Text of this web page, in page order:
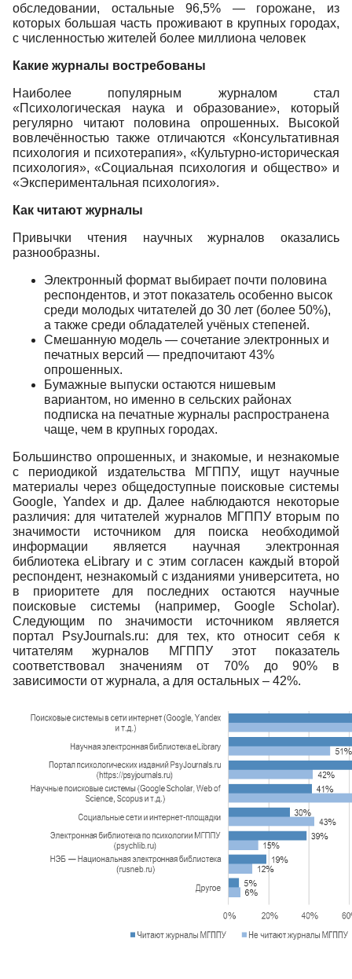
обследовании, остальные 96,5% — горожане, из
которых большая часть проживают в крупных городах,
с численностью жителей более миллиона человек
Какие журналы востребованы
Наиболее популярным журналом стал
«Психологическая наука и образование», который
регулярно читают половина опрошенных. Высокой
вовлечённостью также отличаются «Консультативная
психология и психотерапия», «Культурно-историческая
психология», «Социальная психология и общество» и
«Экспериментальная психология».
Как читают журналы
Привычки чтения научных журналов оказались
разнообразны.
Электронный формат выбирает почти половина
респондентов, и этот показатель особенно высок
среди молодых читателей до 30 лет (более 50%),
а также среди обладателей учёных степеней.
Смешанную модель — сочетание электронных и
печатных версий — предпочитают 43%
опрошенных.
Бумажные выпуски остаются нишевым
вариантом, но именно в сельских районах
подписка на печатные журналы распространена
чаще, чем в крупных городах.
Большинство опрошенных, и знакомые, и незнакомые
с периодикой издательства МГППУ, ищут научные
материалы через общедоступные поисковые системы
Google, Yandex и др. Далее наблюдаются некоторые
различия: для читателей журналов МГППУ вторым по
значимости источником для поиска необходимой
информации является научная электронная
библиотека eLibrary и с этим согласен каждый второй
респондент, незнакомый с изданиями университета, но
в приоритете для последних остаются научные
поисковые системы (например, Google Scholar).
Следующим по значимости источником является
портал PsyJournals.ru: для тех, кто относит себя к
читателям журналов МГППУ этот показатель
соответствовал значениям от 70% до 90% в
зависимости от журнала, а для остальных – 42%.